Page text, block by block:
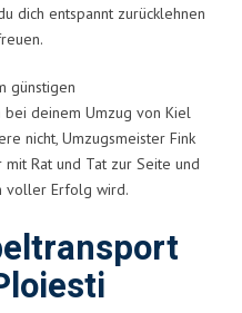
dich entspannt zurücklehnen
günstigen
bei deinem Umzug von Kiel
nicht, Umzugsmeister Fink
Rat und Tat zur Seite und
voller Erfolg wird.